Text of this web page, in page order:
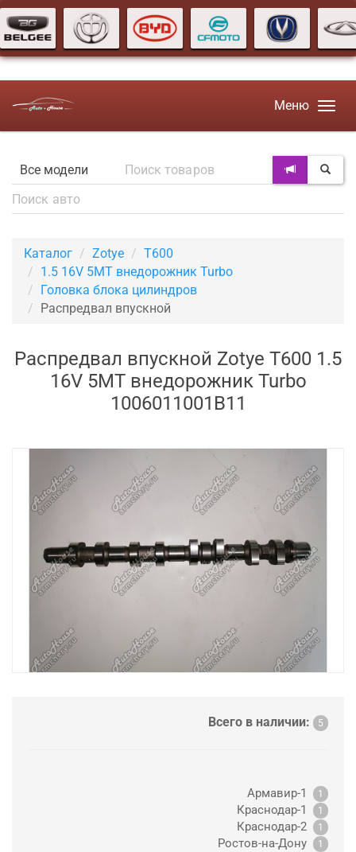
Меню
Каталог Zotye
T600
1.5 16V 5MT внедорожник Turbo
Головка блока цилиндров
Распредвал впускной
Распредвал впускной Zotye T600 1.5
16V 5MT внедорожник Turbo
1006011001B11
Всего в наличии: 5
Армавир-1 1
Краснодар-1 1
Краснодар-2 1
Ростов-на-Дону 1